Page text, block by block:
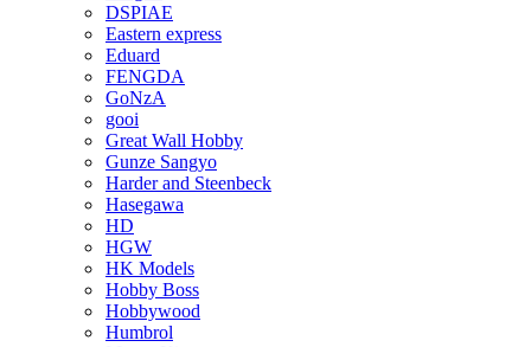
DSPIAE
Eastern express
Eduard
FENGDA
GoNzA
gooi
Great Wall Hobby
Gunze Sangyo
Harder and Steenbeck
Hasegawa
HD
HGW
HK Models
Hobby Boss
Hobbywood
Humbrol